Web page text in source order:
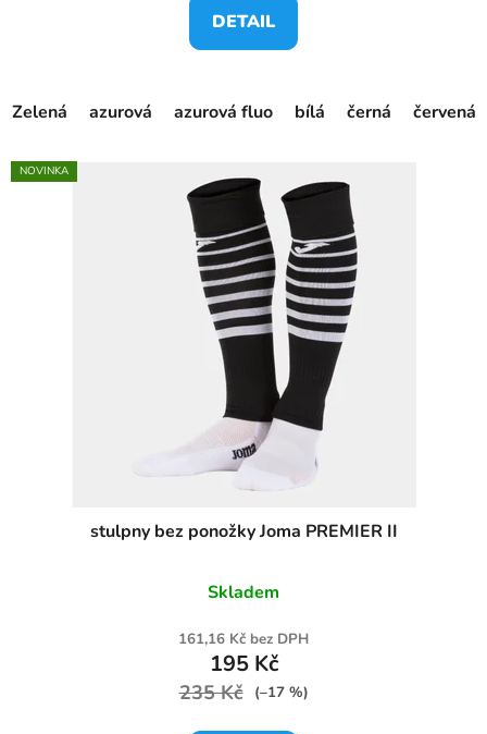
DETAIL
Zelená azurová azurová fluo bílá černá červená
NOVINKA
stulpny bez ponožky Joma PREMIER II
Skladem
161,16 Kč bez DPH
195 Kč
235 Kč (–17 %)